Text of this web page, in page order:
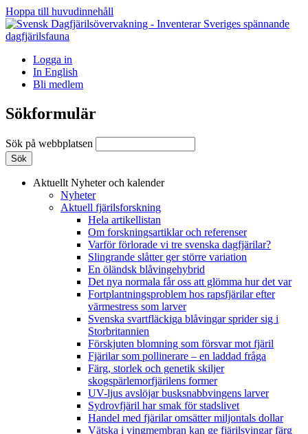
Hoppa till huvudinnehåll
Logga in
In English
Bli medlem
Sökformulär
Sök på webbplatsen
Aktuellt Nyheter och kalender
Nyheter
Aktuell fjärilsforskning
Hela artikellistan
Om forskningsartiklar och referenser
Varför förlorade vi tre svenska dagfjärilar?
Slingrande slåtter ger större variation
En öländsk blåvingehybrid
Det nya normala får oss att glömma hur det var
Fortplantningsproblem hos rapsfjärilar efter
värmestress som larver
Svenska svartfläckiga blåvingar sprider sig i
Storbritannien
Förskjuten blomning som försvar mot fjäril
Fjärilar som pollinerare – en laddad fråga
Färg, storlek och genetik skiljer
skogspärlemorfjärilens former
UV-ljus avslöjar busksnabbvingens larver
Sydrovfjäril har smak för stadslivet
Handel med fjärilar omsätter miljontals dollar
Vätska i vingmembran kan ge fjärilsvingar färg